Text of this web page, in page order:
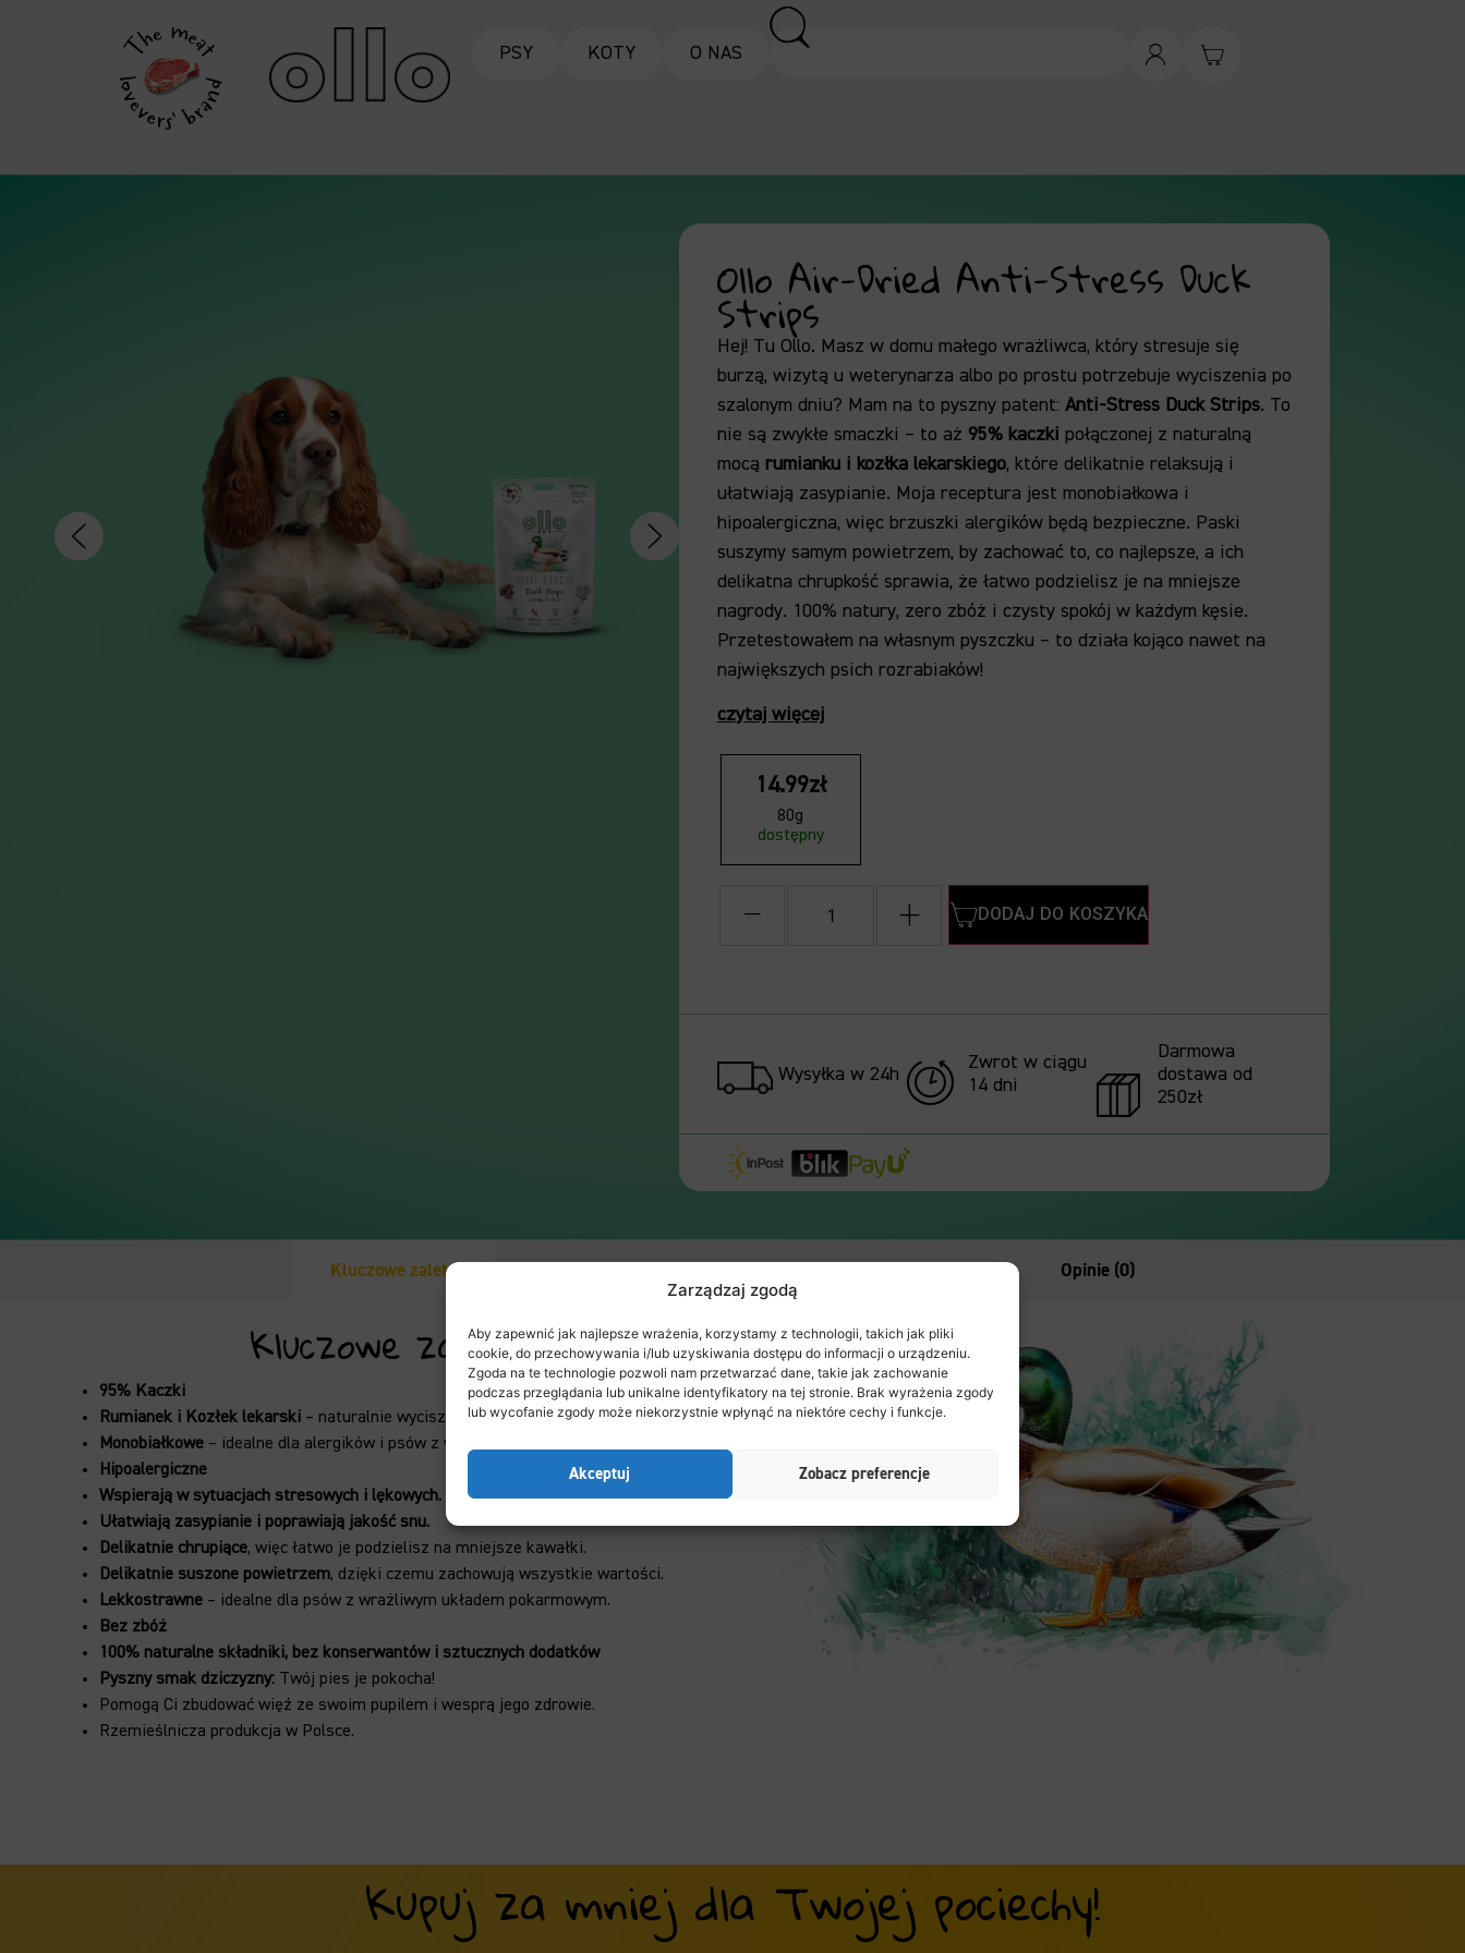
Zarządzaj zgodą
Aby zapewnić jak najlepsze wrażenia, korzystamy z technologii, takich jak pliki
cookie, do przechowywania i/lub uzyskiwania dostępu do informacji o urządzeniu.
Zgoda na te technologie pozwoli nam przetwarzać dane, takie jak zachowanie
podczas przeglądania lub unikalne identyfikatory na tej stronie. Brak wyrażenia zgody
lub wycofanie zgody może niekorzystnie wpłynąć na niektóre cechy i funkcje.
Akceptuj Zobacz preferencje
PSY KOTY O NAS
Ollo Air-Dried Anti-Stress Duck
Strips
Hej! Tu Ollo. Masz w domu małego wrażliwca, który stresuje się
burzą, wizytą u weterynarza albo po prostu potrzebuje wyciszenia po
szalonym dniu? Mam na to pyszny patent:Anti-Stress Duck Strips. To
nie są zwykłe smaczki – to aż 95% kaczki połączonej z naturalną
mocąrumianku i kozłka lekarskiego, które delikatnie relaksują i
ułatwiają zasypianie. Moja receptura jest monobiałkowa i
hipoalergiczna, więc brzuszki alergików będą bezpieczne. Paski
suszymy samym powietrzem, by zachować to, co najlepsze, a ich
delikatna chrupkość sprawia, że łatwo podzielisz je na mniejsze
nagrody. 100% natury, zero zbóż i czysty spokój w każdym kęsie.
Przetestowałem na własnym pyszczku – to działa kojąco nawet na
największych psich rozrabiaków!
czytaj więcej
14.99zł
80g
dostępny
− + DODAJ DO KOSZYKA
Wysyłka w 24h
Zwrot w ciągu
14 dni
Darmowa
dostawa od
250zł
Kluczowe zalety Opinie (0)
Kluczowe zalety
95% Kaczki
Rumianek i Kozłek lekarski – naturalnie wyciszają i relaksują.
Monobiałkowe– idealne dla alergików i psów z wrażliwym żołądkiem.
Hipoalergiczne
Wspierają w sytuacjach stresowych i lękowych.
Ułatwiają zasypianie i poprawiają jakość snu.
Delikatnie chrupiące, więc łatwo je podzielisz na mniejsze kawałki.
Delikatnie suszone powietrzem, dzięki czemu zachowują wszystkie wartości.
Lekkostrawne – idealne dla psów z wrażliwym układem pokarmowym.
Bez zbóż
100% naturalne składniki, bez konserwantów i sztucznych dodatków
Pyszny smak dziczyzny:Twój pies je pokocha!
Pomogą Ci zbudować więź ze swoim pupilem i wesprą jego zdrowie.
Rzemieślnicza produkcja w Polsce.
Kupuj za mniej dla Twojej pociechy!